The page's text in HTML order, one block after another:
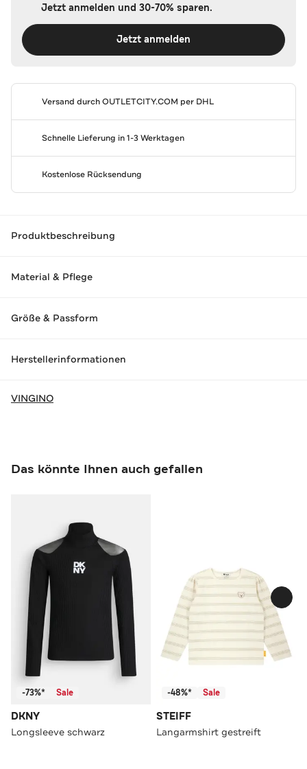
Jetzt anmelden und 30-70% sparen.
Jetzt anmelden
Versand durchOUTLETCITY.COM per DHL
Schnelle Lieferung in 1-3 Werktagen
Kostenlose Rücksendung
Produktbeschreibung
Material & Pflege
Größe & Passform
Herstellerinformationen
VINGINO
Das könnte Ihnen auch gefallen
-73%* Sale
DKNY
Longsleeve schwarz
-48%* Sale
STEIFF
Langarmshirt gestreift